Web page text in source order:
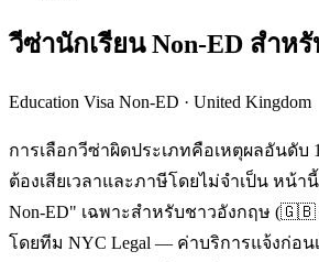
วีซ่านักเรียน Non-ED สำหรั
Education Visa Non-ED · United Kingdom
การเลือกวีซ่าผิดประเภทคือเหตุผลอันดับ
ต้องเสียเวลาและภาษีโดยไม่จำเป็น หน้
Non-ED" เฉพาะสำหรับชาวอังกฤษ
โดยทีม NYC Legal — ค่าบริการแจ้งก่อน